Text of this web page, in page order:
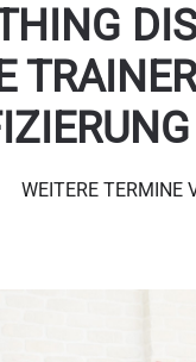
WEITERE TERMINE